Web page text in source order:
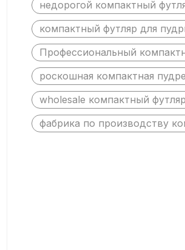
недорогой компактный
компактный футляр для
Профессиональный
роскошная компактная
wholesale компактный
фабрика по производству